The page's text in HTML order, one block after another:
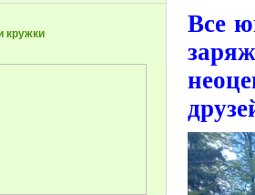
кружки
Все